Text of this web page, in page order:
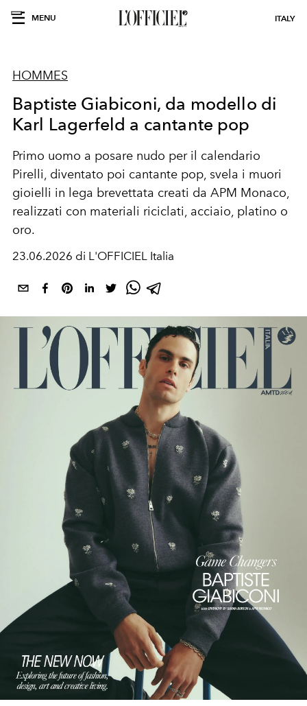
MENU ITALY
HOMMES
Baptiste Giabiconi, da modello di
Karl Lagerfeld a cantante pop
Primo uomo a posare nudo per il calendario
Pirelli, diventato poi cantante pop, svela i muori
gioielli in lega brevettata creati da APM Monaco,
realizzati con materiali riciclati, acciaio, platino o
oro.
23.06.2026 di L'OFFICIEL Italia